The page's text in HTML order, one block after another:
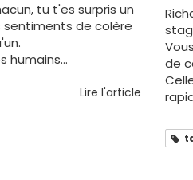
tu t'es surpris un
sentiments de colère
humains...
Lire l'article
de